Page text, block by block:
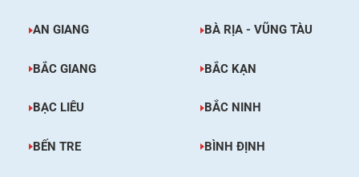
AN GIANG BÀ RỊA - VŨNG TÀU
BẮC GIANG BẮC KẠN
BẠC LIÊU BẮC NINH
BẾN TRE BÌNH ĐỊNH